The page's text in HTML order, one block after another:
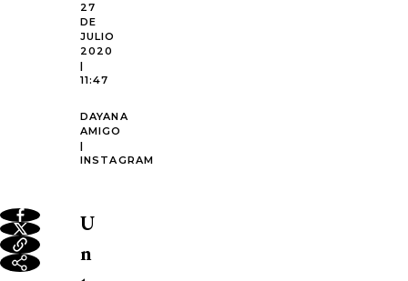
27
DE
JULIO
2020
|
11:47
DAYANA
AMIGO
|
INSTAGRAM
U
n